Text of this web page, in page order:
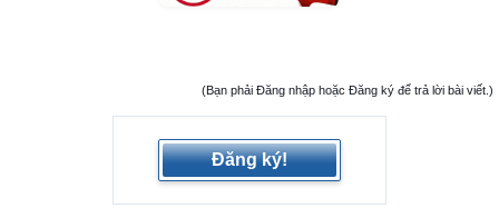
(Bạn phải Đăng nhập hoặc Đăng ký để trả lời bài viết.)
Đăng ký!